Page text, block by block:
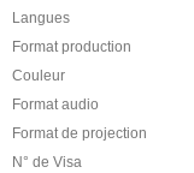
Langues
Format production
Couleur
Format audio
Format de projection
N° de Visa